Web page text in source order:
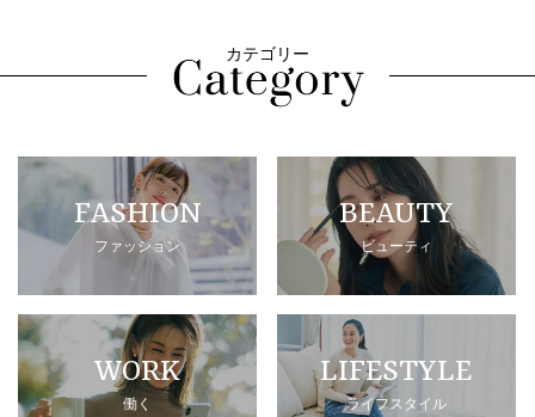
カテゴリー
FASHION
ファッション
BEAUTY
ビューティ
WORK
働く
LIFESTYLE
ライフスタイル